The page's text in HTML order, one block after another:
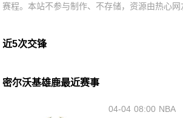
赛程。本站不参与制作、不存储，资源由热心
近5次交锋
密尔沃基雄鹿最近赛事
08:00
04-04 NBA